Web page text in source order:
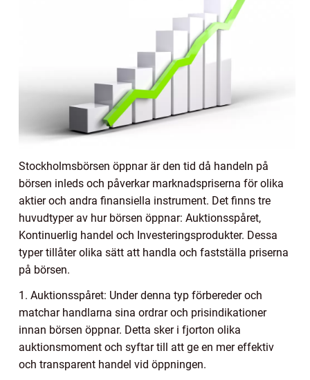
Stockholmsbörsen öppnar är den tid då handeln på
börsen inleds och påverkar marknadspriserna för olika
aktier och andra finansiella instrument. Det finns tre
huvudtyper av hur börsen öppnar: Auktionsspåret,
Kontinuerlig handel och Investeringsprodukter. Dessa
typer tillåter olika sätt att handla och fastställa priserna
på börsen.
1. Auktionsspåret: Under denna typ förbereder och
matchar handlarna sina ordrar och prisindikationer
innan börsen öppnar. Detta sker i fjorton olika
auktionsmoment och syftar till att ge en mer effektiv
och transparent handel vid öppningen.